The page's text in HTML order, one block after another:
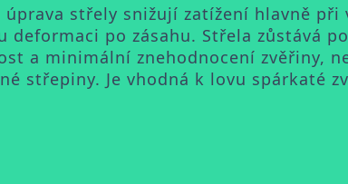
střely snižují zatížení hlavně
po zásahu. Střela zůstává
a minimální znehodnocení zvěřiny,
střepiny. Je vhodná k lovu spárkaté